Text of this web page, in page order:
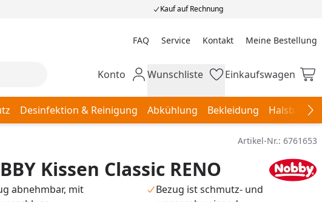
Kauf auf Rechnung
FAQ Service Kontakt Meine Bestellung
Meine Bestellung
Mein Konto
Konto Wunschliste
Wunschliste Einkaufswagen
Einkaufswagen
Desinfektion & Reinigung Abkühlung Bekleidung
Artikel-Nr.: 6761653
Kissen Classic RENO
abnehmbar, mit
Bezug ist schmutz- und